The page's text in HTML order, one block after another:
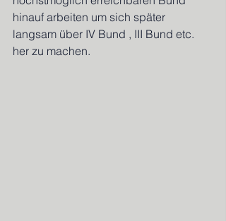
hinauf arbeiten um sich später
langsam über IV Bund , III Bund etc.
her zu machen.